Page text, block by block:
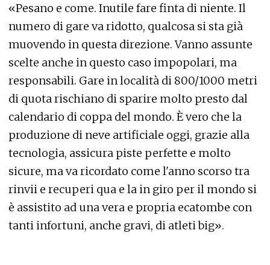
«Pesano e come. Inutile fare finta di niente. Il
numero di gare va ridotto, qualcosa si sta già
muovendo in questa direzione. Vanno assunte
scelte anche in questo caso impopolari, ma
responsabili. Gare in località di 800/1000 metri
di quota rischiano di sparire molto presto dal
calendario di coppa del mondo. È vero che la
produzione di neve artificiale oggi, grazie alla
tecnologia, assicura piste perfette e molto
sicure, ma va ricordato come l'anno scorso tra
rinvii e recuperi qua e la in giro per il mondo si
è assistito ad una vera e propria ecatombe con
tanti infortuni, anche gravi, di atleti big».